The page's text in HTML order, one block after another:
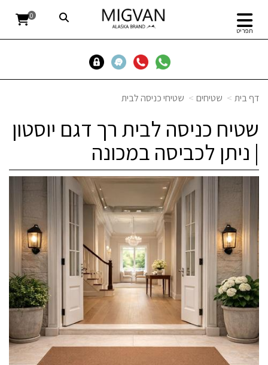
תפריט
0
דף בית שטיחים שטיחי כניסה לבית
שטיח כניסה לבית רך דגם יוסטון
| ניתן לכביסה במכונה